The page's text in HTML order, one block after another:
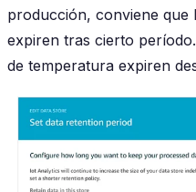
producción, conviene que
expiren tras cierto
de temperatura expiren